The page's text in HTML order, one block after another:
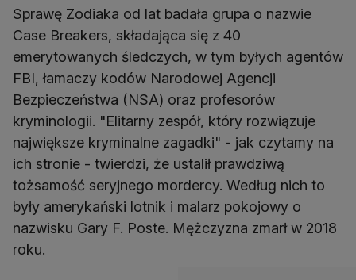
Sprawę Zodiaka od lat badała grupa o nazwie
Case Breakers, składająca się z 40
emerytowanych śledczych, w tym byłych agentów
FBI, łamaczy kodów Narodowej Agencji
Bezpieczeństwa (NSA) oraz profesorów
kryminologii. "Elitarny zespół, który rozwiązuje
największe kryminalne zagadki" - jak czytamy na
ich stronie - twierdzi, że ustalił prawdziwą
tożsamość seryjnego mordercy. Według nich to
były amerykański lotnik i malarz pokojowy o
nazwisku Gary F. Poste. Mężczyzna zmarł w 2018
roku.